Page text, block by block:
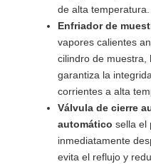
de alta temperatura.
Enfriador de
vapores calientes
cilindro de muestra,
garantiza la
corrientes a alta
Válvula de cierre
automático sella el
inmediatamente
evita el reflujo y